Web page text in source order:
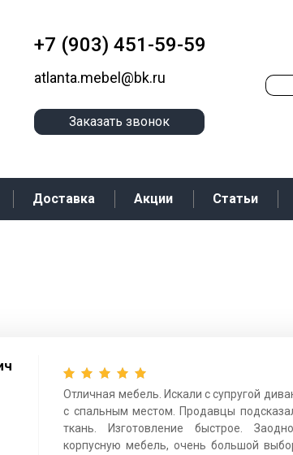
+7 (903) 451-59-59
atlanta.mebel@bk.ru
Заказать звонок
Доставка Акции Статьи
Отличная мебель. Искали с супругой
с спальным местом. Продавцы
ткань. Изготовление быстрое.
корпусную мебель, очень большой